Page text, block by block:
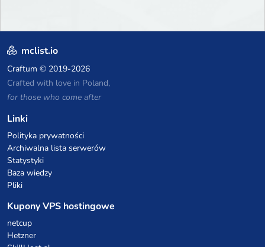
mclist.io
Craftum © 2019-2026
Crafted with love in Poland,
for those who come after
Linki
Polityka prywatności
Archiwalna lista serwerów
Statystyki
Baza wiedzy
Pliki
Kupony VPS hostingowe
netcup
Hetzner